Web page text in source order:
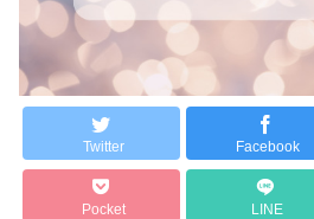
Twitter Facebook
Pocket LINE